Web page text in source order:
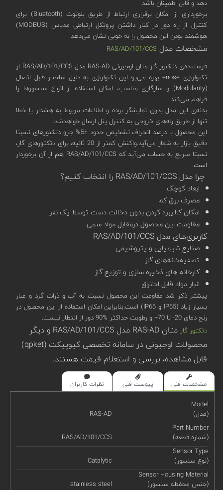
دهد و قابل اطمینان باشد.
برخورداری از امکان برقراری ارتباط از طریق بلوتوث (Bluetooth) برای
کنترل از راه دور در کنار داشتن پروتکل ارتباطی مدباس (MODBUS)
هوشمند بودن این محصول را به خوبی نشان می‌دهد.
مشخصات مدل RAS/AD/101/CCS
فرستنده‌ی دتکتور گاز متان اوجیونی RAS-AD مدل RAS/AD/101/CCS از
تکنولوژی enose بهره‌ می‌برد.این تکنولوژی به دلیل ساختار قابل اتصال
(Modularity) و سازگاری مناسب، امکان استفاده از انواع سنسورها را
فراهم می‌کند.
بدنه‌ی این مدل بدون نمایشگر بوده و اطلاعات مربوط به هشدار یا خطا
تنها از طریق رله‌های خروجی به کنترل پنل ارسال خواهدشد.
این محصول با درصد انحراف تشخیص حدود ±5% جزو دتکتورهای نسبتا
دقیق بازار به شمار می‌آید.واکنش کمتر از 20 ثانیه، برای دتکتورهای گاز،
نسبتا سریع به حساب می‌آید که RAS/AD/101/CCS هم از آن برخوردار
است.
چرا مدل RAS/AD/101/CCS را انتخاب کنیم؟
ابعاد کوچک
مصرف برق کم
امکان کالیبره کردن بدون دخالت دست توسط یک نفر
مقاومت این محصول درمقابل مواد سمی
کاربری‌های مدل RAS/AD/101/CCS
صنایع شیمیایی و پتروشیمی
تصفیه‌خانه‌های گاز
کارخانه های ذخیره سازی و توزیع گاز
انبار مواد قابل احتراق
پیشتر ذکر شد مقاومت این محصول نسبت به آب و ذرات گرد و غبار
بسیار زیاد (IP65 و IP66) است.بنابراین امکان استفاده از این محصول در
رنج دمای 20- تا 70+ و رطوبت حداکثر %90 دور از انتظار نیست.
دتکتور گاز
متان RAS-AD مدل RAS/AD/101/CCS و دیگر
محصولات اوجیونی در سامانه تخصصی کیوپیکت (qpket)
قابل مشاهده، بررسی و استعلام قیمت هستند.
مشخصات فنی پیوست فنی نظرات کاربران
Model
(مدل)
RAS-AD
Part Number
(شماره قطعه)
RAS/AD/101/CCS
Sensor Type
(نوع سنسور)
Catalytic
Sensor Housing Material
(جنس محفظه سنسور)
stainless steel